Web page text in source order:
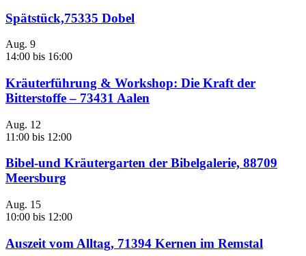
Spätstück,75335 Dobel
Aug. 9
14:00 bis 16:00
Kräuterführung & Workshop: Die Kraft der
Bitterstoffe – 73431 Aalen
Aug. 12
11:00 bis 12:00
Bibel-und Kräutergarten der Bibelgalerie, 88709
Meersburg
Aug. 15
10:00 bis 12:00
Auszeit vom Alltag, 71394 Kernen im Remstal